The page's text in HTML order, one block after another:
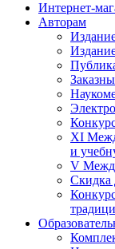
Интернет-
Авторам
XI
и
V
Скидка